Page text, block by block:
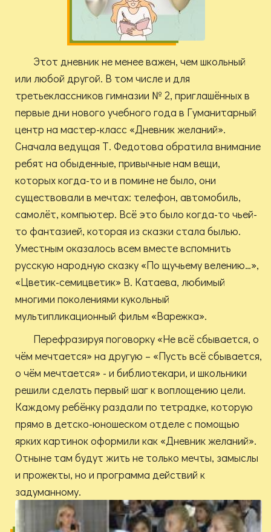
Этот дневник не менее важен, чем школьный
или любой другой. В том числе и для
третьеклассников гимназии № 2, приглашённых в
первые дни нового учебного года в Гуманитарный
центр на мастер-класс «Дневник желаний».
Сначала ведущая Т. Федотова обратила внимание
ребят на обыденные, привычные нам вещи,
которых когда-то и в помине не было, они
существовали в мечтах: телефон, автомобиль,
самолёт, компьютер. Всё это было когда-то чьей-
то фантазией, которая из сказки стала былью.
Уместным оказалось всем вместе вспомнить
русскую народную сказку «По щучьему велению…»,
«Цветик-семицветик» В. Катаева, любимый
многими поколениями кукольный
мультипликационный фильм «Варежка».
Перефразируя поговорку «Не всё сбывается, о
чём мечтается» на другую – «Пусть всё сбывается,
о чём мечтается» - и библиотекари, и школьники
решили сделать первый шаг к воплощению цели.
Каждому ребёнку раздали по тетрадке, которую
прямо в детско-юношеском отделе с помощью
ярких картинок оформили как «Дневник желаний».
Отныне там будут жить не только мечты, замыслы
и прожекты, но и программа действий к
задуманному.